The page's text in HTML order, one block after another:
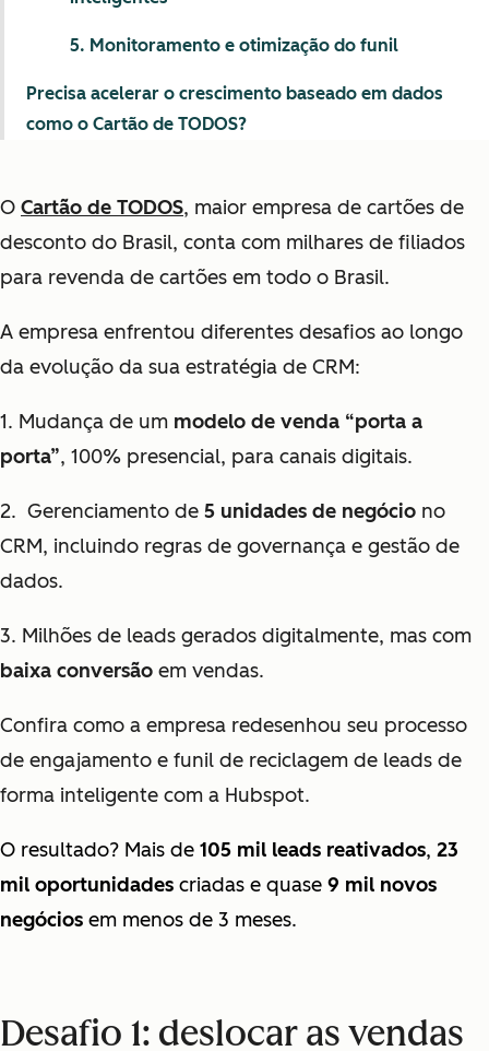
O Cartão de TODOS, maior empresa de cartões de
desconto do Brasil, conta com milhares de filiados
para revenda de cartões em todo o Brasil.
A empresa enfrentou diferentes desafios ao longo
da evolução da sua estratégia de CRM:
1. Mudança de um modelo de venda “porta a
porta”, 100% presencial, para canais digitais.
2. Gerenciamento de 5 unidades de negócio no
CRM, incluindo regras de governança e gestão de
dados.
3. Milhões de leads gerados digitalmente, mas com
baixa conversão em vendas.
Confira como a empresa redesenhou seu processo
de engajamento e funil de reciclagem de leads de
forma inteligente com a Hubspot.
O resultado? Mais de 105 mil leads reativados, 23
mil oportunidades criadas e quase 9 mil novos
negócios em menos de 3 meses.
Desafio 1: deslocar as vendas
5. Monitoramento e otimização do funil
Precisa acelerar o crescimento baseado em dados
como o Cartão de TODOS?